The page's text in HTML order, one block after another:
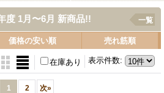
度 1月〜6月 新商品!! 一覧
価格の安い順 売れ筋順
表示件数:
在庫あり
1 2 次»